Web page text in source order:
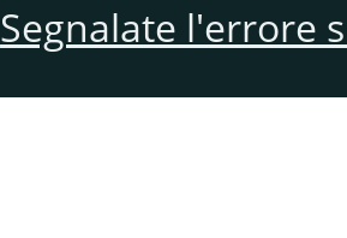
Segnalate l'errore